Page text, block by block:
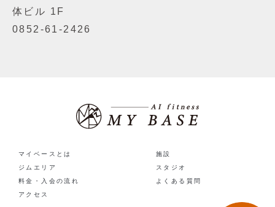
体ビル 1F
0852-61-2426
マイベースとは
施設
ジムエリア
スタジオ
料金・入会の流れ
よくある質問
アクセス